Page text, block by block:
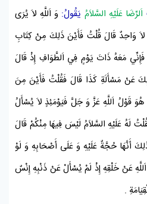
اَلرِّضَا عَلَيْهِ السَّلاَمُ يَقُولُ: وَ اَللَّهِ لاَ يُرَى
لاَ وَاحِدٌ قَالَ قُلْتُ فَأَيْنَ ذَلِكَ مِنْ كِتَابِ
مَعَهُ ذَاتَ يَوْمٍ فِي اَلطَّوَافِ إِذْ قَالَ
عَنْ مَسْأَلَةِ كَذَا قَالَ فَقُلْتُ فَأَيْنَ مِنَ
قَوْلُ اَللَّهِ عَزَّ وَ جَلَّ فَيَوْمَئِذٍ لاَ يُسْأَلُ
لَهُ عَلَيْهِ السَّلاَمُ لَيْسَ فِيهَا مِنْكُمْ قَالَ
أَنَّهَا حُجَّةٌ عَلَيْهِ وَ عَلَى أَصْحَابِهِ وَ لَوْ
عَنْ خَلْقِهِ إِذْ لَمْ يُسْأَلْ عَنْ ذَنْبِهِ إِنْسٌ
.